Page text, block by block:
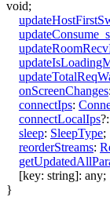
void;
onScreenChanges:
connectIps:
connectLocalIps?:
sleep: SleepType;
reorderStreams:
[key: string]: any;
}